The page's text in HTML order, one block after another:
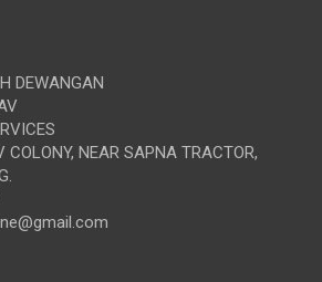
DEWANGAN
COLONY, NEAR SAPNA TRACTOR,